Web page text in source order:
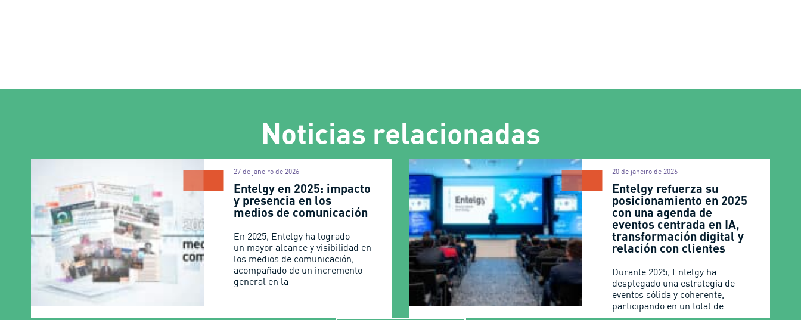
Noticias relacionadas
Entelgy en 2025: impacto
y presencia en los
medios de comunicación
27 de janeiro de 2026
En 2025, Entelgy ha logrado
un mayor alcance y visibilidad en
los medios de comunicación,
acompañado de un incremento
general en la
Entelgy refuerza su
posicionamiento en 2025
con una agenda de
eventos centrada en IA,
transformación digital y
relación con clientes
20 de janeiro de 2026
Durante 2025, Entelgy ha
desplegado una estrategia de
eventos sólida y coherente,
participando en un total de